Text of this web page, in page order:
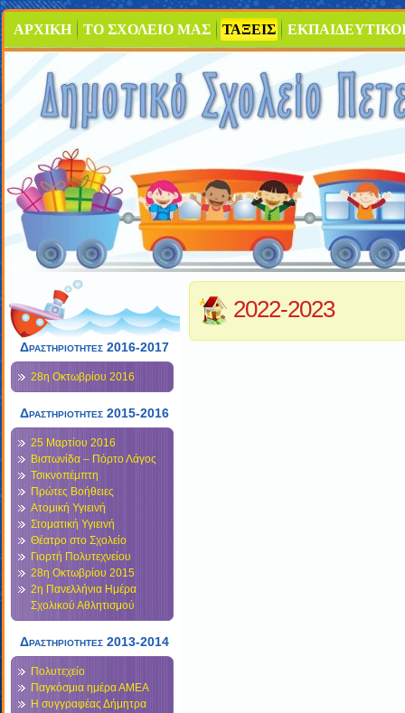
ΑΡΧΙΚΗ ΤΟ ΣΧΟΛΕΙΟ ΜΑΣ ΤΑΞΕΙΣ
Δραστηριότητες 2016-2017
28η Οκτωβρίου 2016
Δραστηριότητες 2015-2016
25 Μαρτίου 2016
Βιστωνίδα – Πόρτο Λάγος
Τσικνοπέμπτη
Πρώτες Βοήθειες
Ατομική Υγιεινή
Στοματική Υγιεινή
Θέατρο στο Σχολείο
Γιορτή Πολυτεχνείου
28η Οκτωβρίου 2015
2η Πανελλήνια Ημέρα
Σχολικού Αθλητισμού
Δραστηριότητες 2013-2014
Πολυτεχείο
Παγκόσμια ημέρα ΑΜΕΑ
Η συγγραφέας Δήμητρα
2022-2023